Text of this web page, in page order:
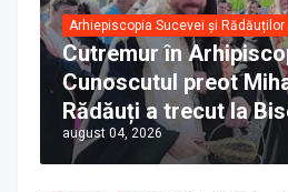
Arhiepiscopia Sucevei și Rădăuților
Cutremur în
Cunoscutul preot
Rădăuți a trecut la
Ortodoxă Valahă. ÎPS
că îi pregătește
august 04, 2026